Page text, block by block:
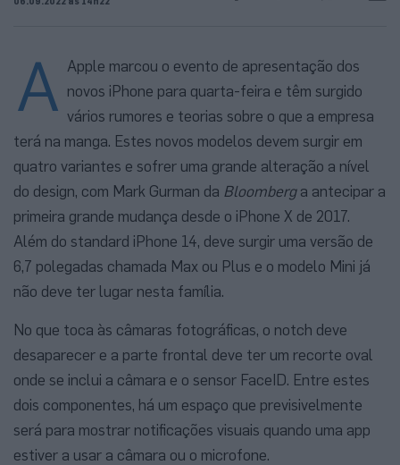
A Apple marcou o evento de apresentação dos
novos iPhone para quarta-feira e têm surgido
vários rumores e teorias sobre o que a empresa
terá na manga. Estes novos modelos devem surgir em
quatro variantes e sofrer uma grande alteração a nível
do design, com Mark Gurman da Bloomberga antecipar a
primeira grande mudança desde o iPhone X de 2017.
Além do standard iPhone 14, deve surgir uma versão de
6,7 polegadas chamada Max ou Plus e o modelo Mini já
não deve ter lugar nesta família.
No que toca às câmaras fotográficas, o notch deve
desaparecer e a parte frontal deve ter um recorte oval
onde se inclui a câmara e o sensor FaceID. Entre estes
dois componentes, há um espaço que previsivelmente
será para mostrar notificações visuais quando uma app
estiver a usar a câmara ou o microfone.